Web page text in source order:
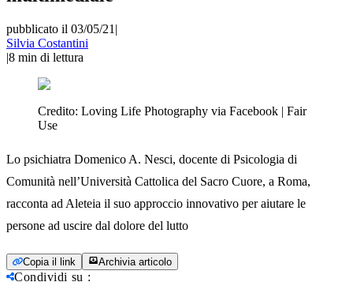
pubblicato il 03/05/21 |
Silvia Costantini
|8 min di lettura
Credito: Loving Life Photography via Facebook | Fair
Use
Lo psichiatra Domenico A. Nesci, docente di Psicologia di
Comunità nell’Università Cattolica del Sacro Cuore, a Roma,
racconta ad Aleteia il suo approccio innovativo per aiutare le
persone ad uscire dal dolore del lutto
Copia il link Archivia articolo
Condividi su :